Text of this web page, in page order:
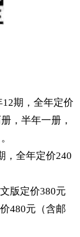
12期，全年定
册，半年一册
。
期，全年定价